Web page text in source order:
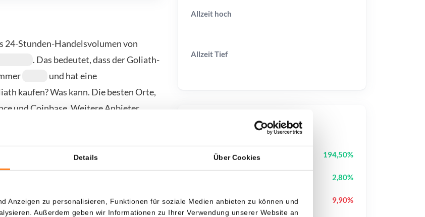
Details Über Cookies
Anzeigen zu personalisieren, Funktionen für soziale Medien anbieten zu können und
Außerdem geben wir Informationen zu Ihrer Verwendung unserer Website an
24-Stunden-Handelsvolumen von
. Das bedeutet, dass der Goliath-
und hat eine
kaufen? Was kann. Die besten Orte,
und Coinbase. Weitere Anbieter
Allzeit hoch
AllzeitTief
Tutorial TUT 194,50%
2,80%
Biconomy BICO 9,90%